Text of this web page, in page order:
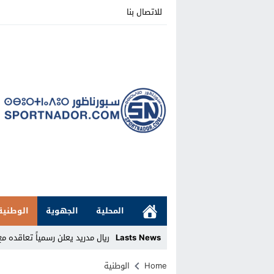
للاتصال بنا
المحلية الجهوية
Lasts News ريال مدريد يعلن رسمياً تعاقده
Stop
Home الوطنية